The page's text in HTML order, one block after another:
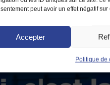
peut avoir un effet négatif
Accepter
Politique de